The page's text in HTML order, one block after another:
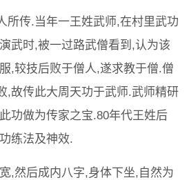
所传.当年一王姓武师,在村里武功
武时,被一过路武僧看到,认为该
,较技后败于僧人,遂求教于僧.僧
,故传此大周天功于武师.武师精研
功做为传家之宝.80年代王姓后
练法及神效.
,然后成内八字,身体下坐,自然为